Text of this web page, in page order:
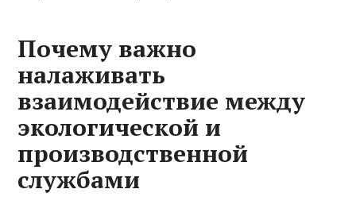
Почему важно
налаживать
взаимодействие между
экологической и
производственной
службами